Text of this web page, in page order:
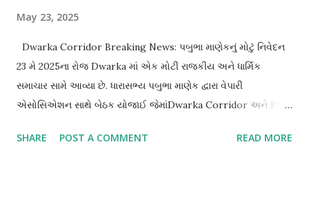
May 23, 2025
Dwarka Corridor Breaking News: પબુભા માણેકનું મોટું નિવેદન
23 મે 2025ના રોજ Dwarka માં એક મોટી રાજકીય અને ધાર્મિક
સમાચાર સામે આવ્યા છે. ધારાસભ્ય પબુભા માણેક દ્વારા વેપારી
એસોસિએશન સાથે બેઠક યોજાઈ જેમાંDwarka Corridor અને PM
દરમિયાન દર્શન વ્યવસ્થાની જવાબદારી પબુભા માણેક દ્વારા જાહેરમાં
SHARE POST A COMMENT READ MORE